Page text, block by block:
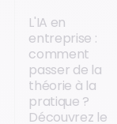
L'IA en
entreprise :
comment
passer de la
théorie à la
pratique ?
Découvrez le